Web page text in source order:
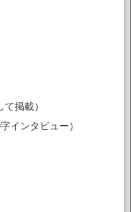
掲載）
インタビュー）